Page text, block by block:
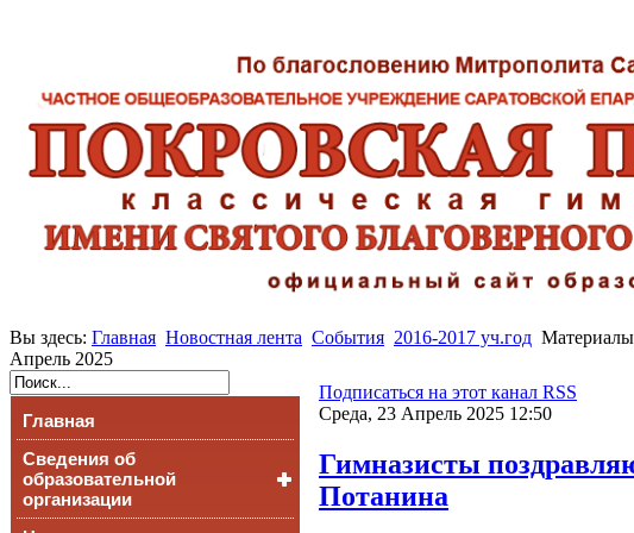
Вы здесь: Главная Новостная лента События 2016-2017 уч.год Материалы
Апрель 2025
Главная
Сведения об
образовательной
организации
Подписаться на этот канал RSS
Среда, 23 Апрель 2025 12:50
Гимназисты
Потанина